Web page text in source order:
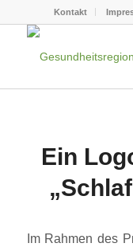
Kontakt
Ein
Im Rahmen des